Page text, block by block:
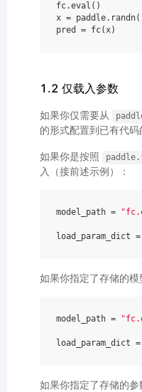
fc.eval ()
x = paddle. randn
pred
= fc(x)
1.2 仅载入参数
如果你仅需要从
的形式配置到已有代
如果你是按照
入（接前述示例）：
model_path =
load_param_dict =
如果你指定了存储的
model_path =
load_param_dict =
如果你指定了存储的